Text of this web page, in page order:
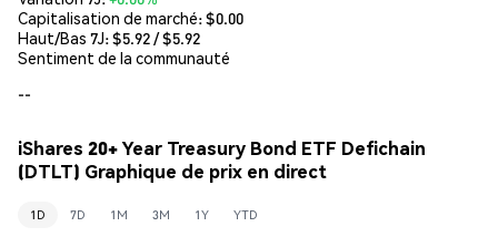
Capitalisation de marché:$0.00
Haut/Bas 7J: $5.92/ $5.92
Sentiment de la communauté
--
iShares 20+ Year Treasury Bond ETF Defichain
(DTLT) Graphique de prix en direct
1D 7D 1M 3M 1Y YTD